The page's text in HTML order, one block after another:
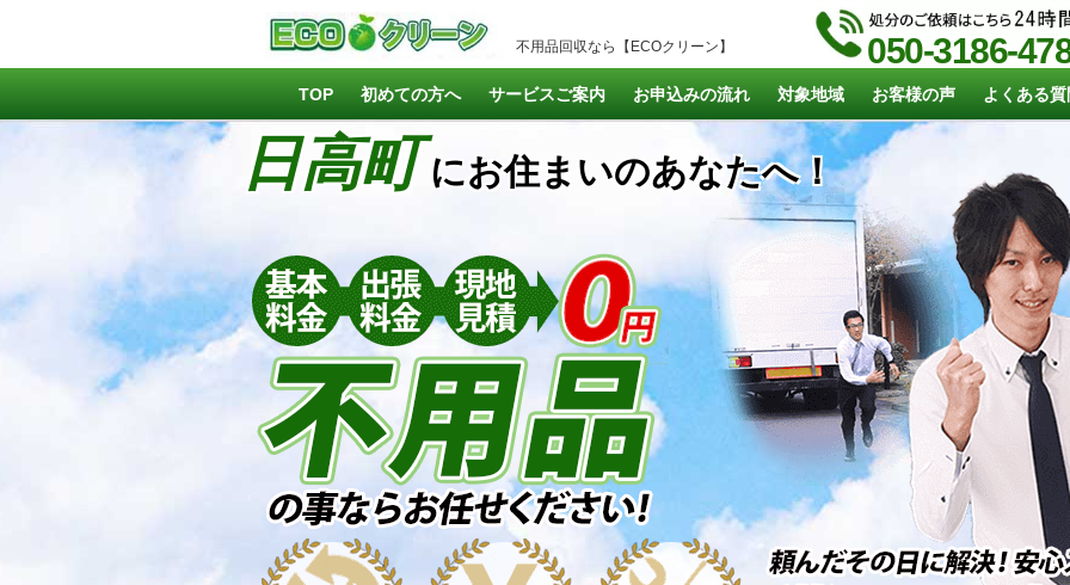
不用品回収なら【ECOクリーン】 050-3186-
TOP 初めての方へ サービスご案内 お申込みの流れ 対象地域 お客様の声 よくある質
日高町 にお住まいのあなたへ！